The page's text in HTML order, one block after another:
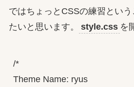
ではちょっとCSSの練習とい
たいと思います。
style.css を
/*
Theme Name: ryus